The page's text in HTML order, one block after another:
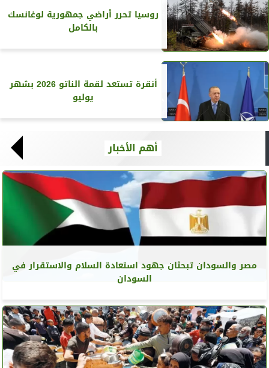
روسيا تحرر أراضي جمهورية لوغانسك
بالكامل
أنقرة تستعد لقمة الناتو 2026 بشهر
يوليو
أهم الأخبار
مصر والسودان تبحثان جهود استعادة السلام والاستقرار في
السودان